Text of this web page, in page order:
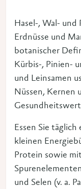
Hasel-, Wal- und
Erdnüsse und
botanischer
Kürbis-, Pinien-
und Leinsamen
Nüssen, Kernen
Essen Sie
kleinen
Protein sowie
und Selen (v. a.